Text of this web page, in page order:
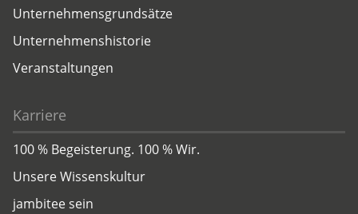
Unternehmensgrundsätze
Unternehmenshistorie
Veranstaltungen
Karriere
100 % Begeisterung. 100 % Wir.
Unsere Wissenskultur
jambitee sein